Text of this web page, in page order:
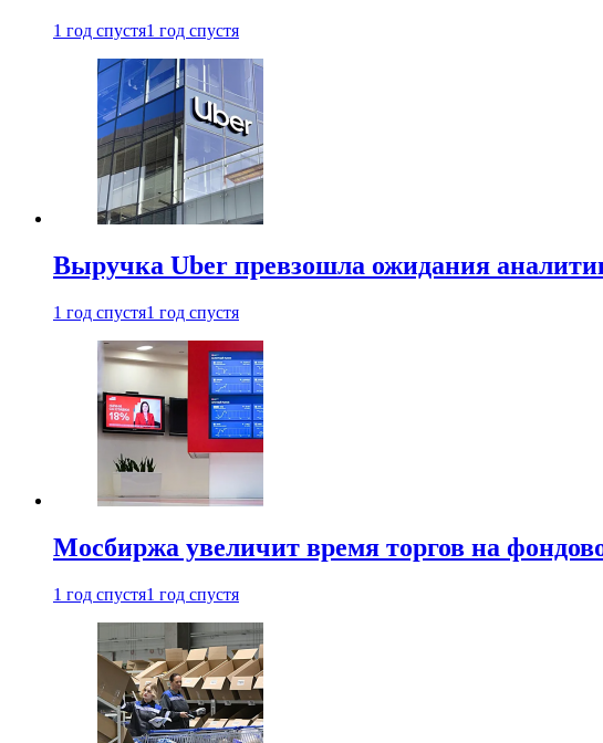
1 год спустя1 год спустя
Выручка Uber превзошла ожидания
1 год спустя1 год спустя
Мосбиржа увеличит время торгов на
1 год спустя1 год спустя